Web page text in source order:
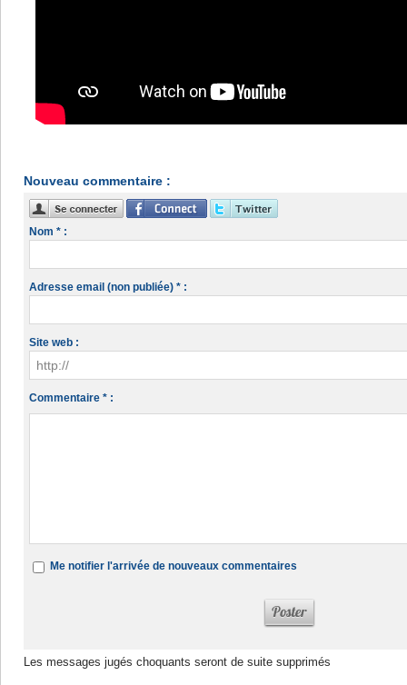
Nouveau commentaire :
Nom * :
Adresse email (non publiée) * :
Site web :
Commentaire * :
Me notifier l'arrivée de nouveaux commentaires
Les messages jugés choquants seront de suite supprimés